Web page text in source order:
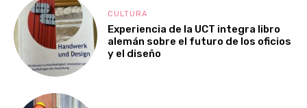
CULTURA
Experiencia de la UCT integra libro
alemán sobre el futuro de los oficios
y el diseño